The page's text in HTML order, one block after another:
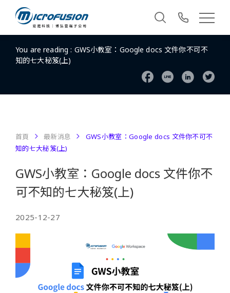
You are reading : GWS小教室：Google docs 文件你不可不
知的七大秘笈(上)
首頁 最新消息
GWS小教室：Google docs 文件你不可不
知的七大秘笈(上)
GWS小教室：Google docs 文件你不
可不知的七大秘笈(上)
2025-12-27